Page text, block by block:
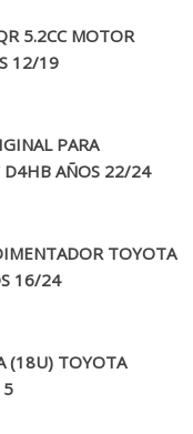
5.2CC MOTOR
12/19
PARA
D4HB AÑOS 22/24
TOYOTA
16/24
(18U) TOYOTA